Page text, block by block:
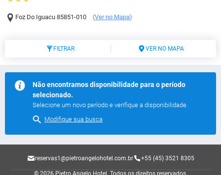
Foz Do Iguacu 85851-010 (Ver no Mapa)
FILTRAR VER NO MAPA
Não encontramos disponibilidade para o período
selecionado.
Selecione um novo período e verifique a disponibilidade.
Modifique sua busca
reservas1@pietroangelohotel.com.br +55 (45) 3521 8305
© 2026 Pietro Angelo Hotel. Todos os direitos reservados.